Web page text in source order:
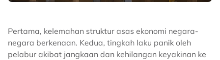
Pertama, kelemahan struktur asas ekonomi negara-
negara berkenaan. Kedua, tingkah laku panik oleh
pelabur akibat jangkaan dan kehilangan keyakinan ke